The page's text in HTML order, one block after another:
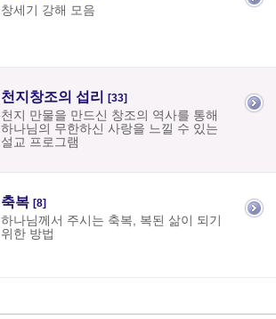
창세기 강해 모음
천지창조의 섭리 [33]
천지 만물을 만드신 창조의 역사를 통해
하나님의 무한하신 사랑을 느낄 수 있는
설교 프로그램
축복 [8]
하나님께서 주시는 축복, 복된 삶이 되기
위한 방법